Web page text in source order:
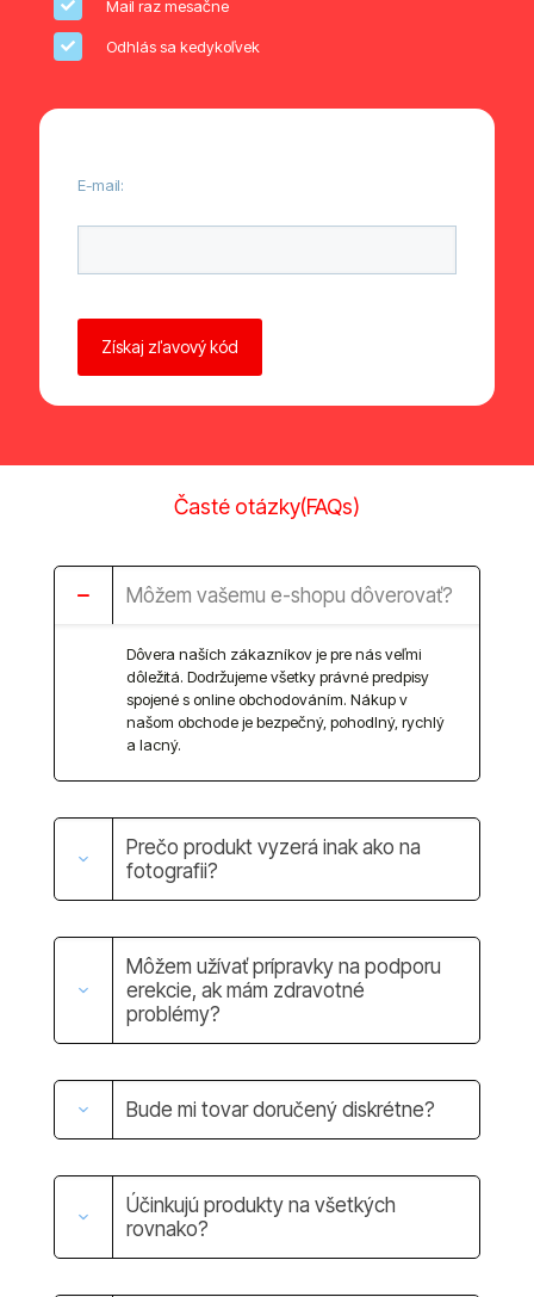
Mail raz mesačne
Odhlás sa kedykoľvek
E-mail:
Časté otázky(FAQs)
Môžem vašemu e-shopu dôverovať?
Dôvera naších zákazníkov je pre nás veľmi
dôležitá. Dodržujeme všetky právné predpisy
spojené s online obchodováním. Nákup v
našom obchode je bezpečný, pohodlný, rychlý
a lacný.
Prečo produkt vyzerá inak ako na
fotografii?
Môžem užívať prípravky na podporu
erekcie, ak mám zdravotné
problémy?
Bude mi tovar doručený diskrétne?
Účinkujú produkty na všetkých
rovnako?